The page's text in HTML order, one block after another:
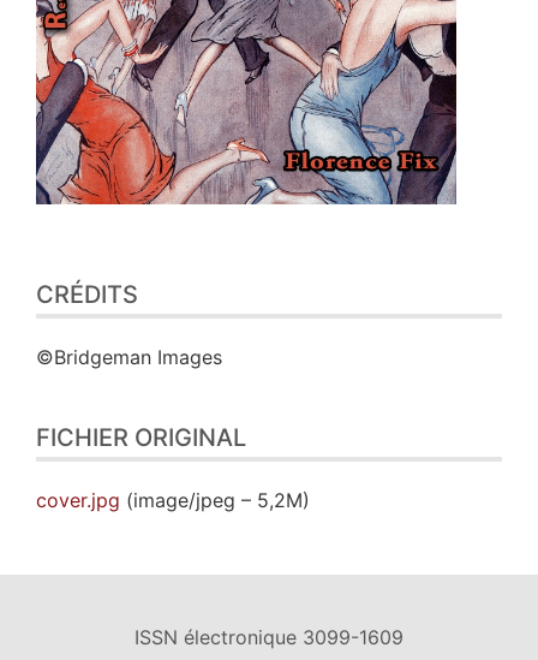
CRÉDITS
©Bridgeman Images
FICHIER ORIGINAL
cover.jpg (image/jpeg – 5,2M)
ISSN électronique 3099-1609